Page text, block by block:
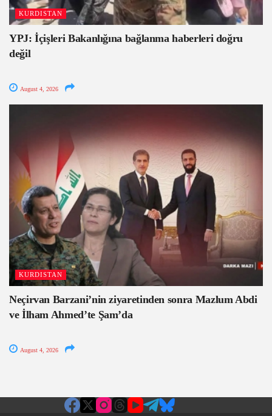
KURDISTAN
YPJ: İçişleri Bakanlığına bağlanma haberleri doğru
değil
August 4, 2026
KURDISTAN
Neçirvan Barzani’nin ziyaretinden sonra Mazlum Abdi
ve İlham Ahmed’te Şam’da
August 4, 2026